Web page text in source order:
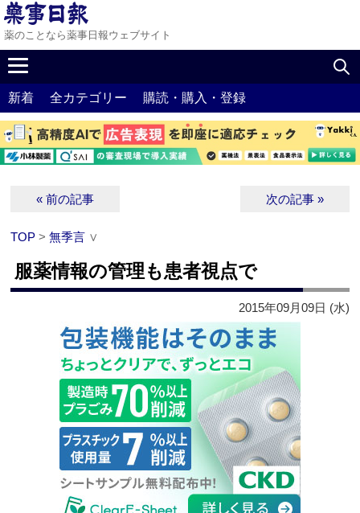
薬のことなら薬事日報ウェブサイト
新着 全カテゴリー 購読・購入・登録
« 前の記事 次の記事 »
TOP >無季言 ∨
服薬情報の管理も患者視点で
2015年09月09日 (水)